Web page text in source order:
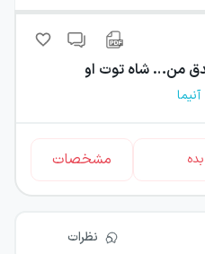
من… شاه توت او
آنیما
مشخصات
نظرات